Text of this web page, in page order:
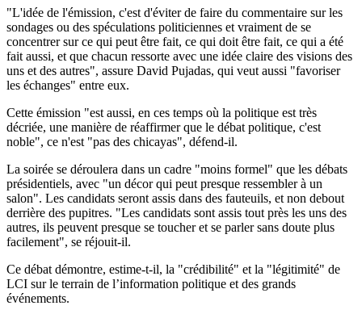
"L'idée de l'émission, c'est d'éviter de faire du commentaire sur les
sondages ou des spéculations politiciennes et vraiment de se
concentrer sur ce qui peut être fait, ce qui doit être fait, ce qui a été
fait aussi, et que chacun ressorte avec une idée claire des visions des
uns et des autres", assure David Pujadas, qui veut aussi "favoriser
les échanges" entre eux.
Cette émission "est aussi, en ces temps où la politique est très
décriée, une manière de réaffirmer que le débat politique, c'est
noble", ce n'est "pas des chicayas", défend-il.
La soirée se déroulera dans un cadre "moins formel" que les débats
présidentiels, avec "un décor qui peut presque ressembler à un
salon". Les candidats seront assis dans des fauteuils, et non debout
derrière des pupitres. "Les candidats sont assis tout près les uns des
autres, ils peuvent presque se toucher et se parler sans doute plus
facilement", se réjouit-il.
Ce débat démontre, estime-t-il, la "crédibilité" et la "légitimité" de
LCI sur le terrain de l’information politique et des grands
événements.